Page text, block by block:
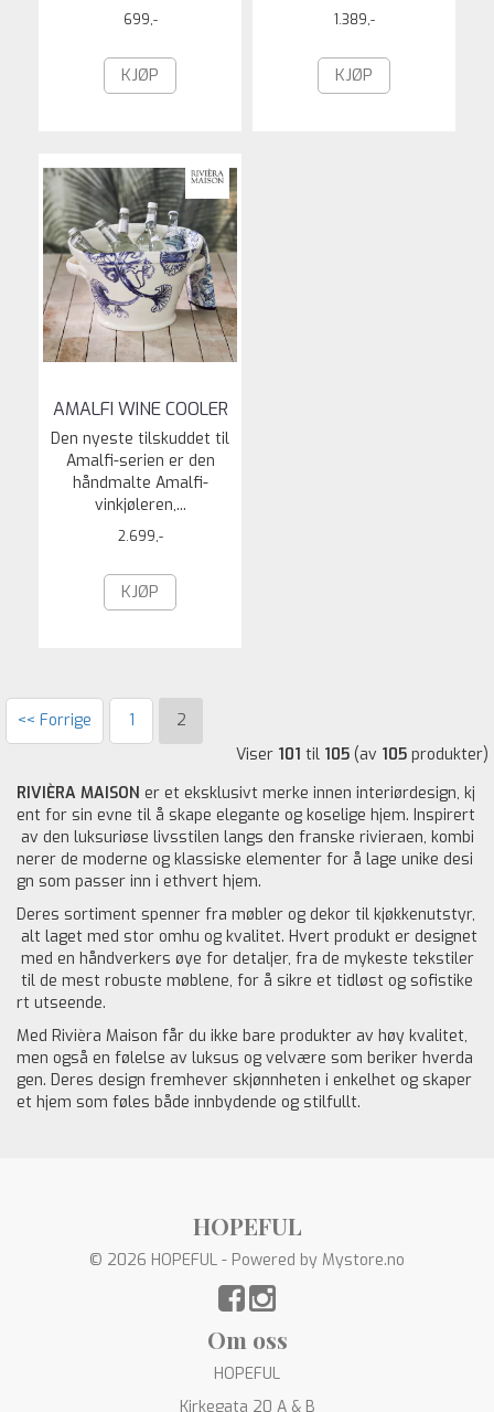
699,-
KJØP
1.389,-
KJØP
AMALFI WINE COOLER
Den nyeste tilskuddet til
Amalfi-serien er den
håndmalte Amalfi-
vinkjøleren,...
2.699,-
KJØP
<< Forrige 1
2
Viser 101 til 105 (av 105 produkter)
RIVIÈRA MAISON er et eksklusivt merke innen interiørdesign, kj
ent for sin evne til å skape elegante og koselige hjem. Inspirert
av den luksuriøse livsstilen langs den franske rivieraen, kombi
nerer de moderne og klassiske elementer for å lage unike desi
gn som passer inn i ethvert hjem.
Deres sortiment spenner fra møbler og dekor til kjøkkenutstyr,
alt laget med stor omhu og kvalitet. Hvert produkt er designet
med en håndverkers øye for detaljer, fra de mykeste tekstiler
til de mest robuste møblene, for å sikre et tidløst og sofistike
rt utseende.
Med Rivièra Maison får du ikke bare produkter av høy kvalitet,
men også en følelse av luksus og velvære som beriker hverda
gen. Deres design fremhever skjønnheten i enkelhet og skaper
et hjem som føles både innbydende og stilfullt.
HOPEFUL
© 2026 HOPEFUL - Powered by Mystore.no
Om oss
HOPEFUL
Kirkegata 20 A & B